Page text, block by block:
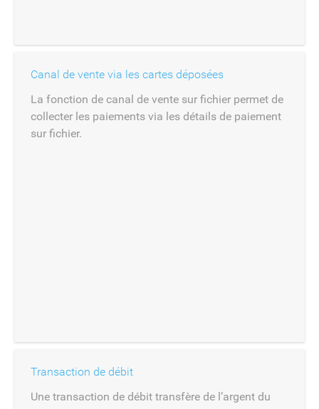
Canal de vente via les cartes déposées
La fonction de canal de vente sur fichier permet de
collecter les paiements via les détails de paiement
sur fichier.
Transaction de débit
Une transaction de débit transfère de l’argent du